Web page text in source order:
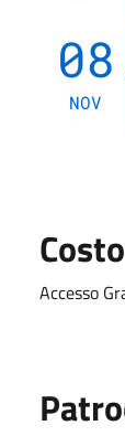
08
NOV
Costo
Accesso